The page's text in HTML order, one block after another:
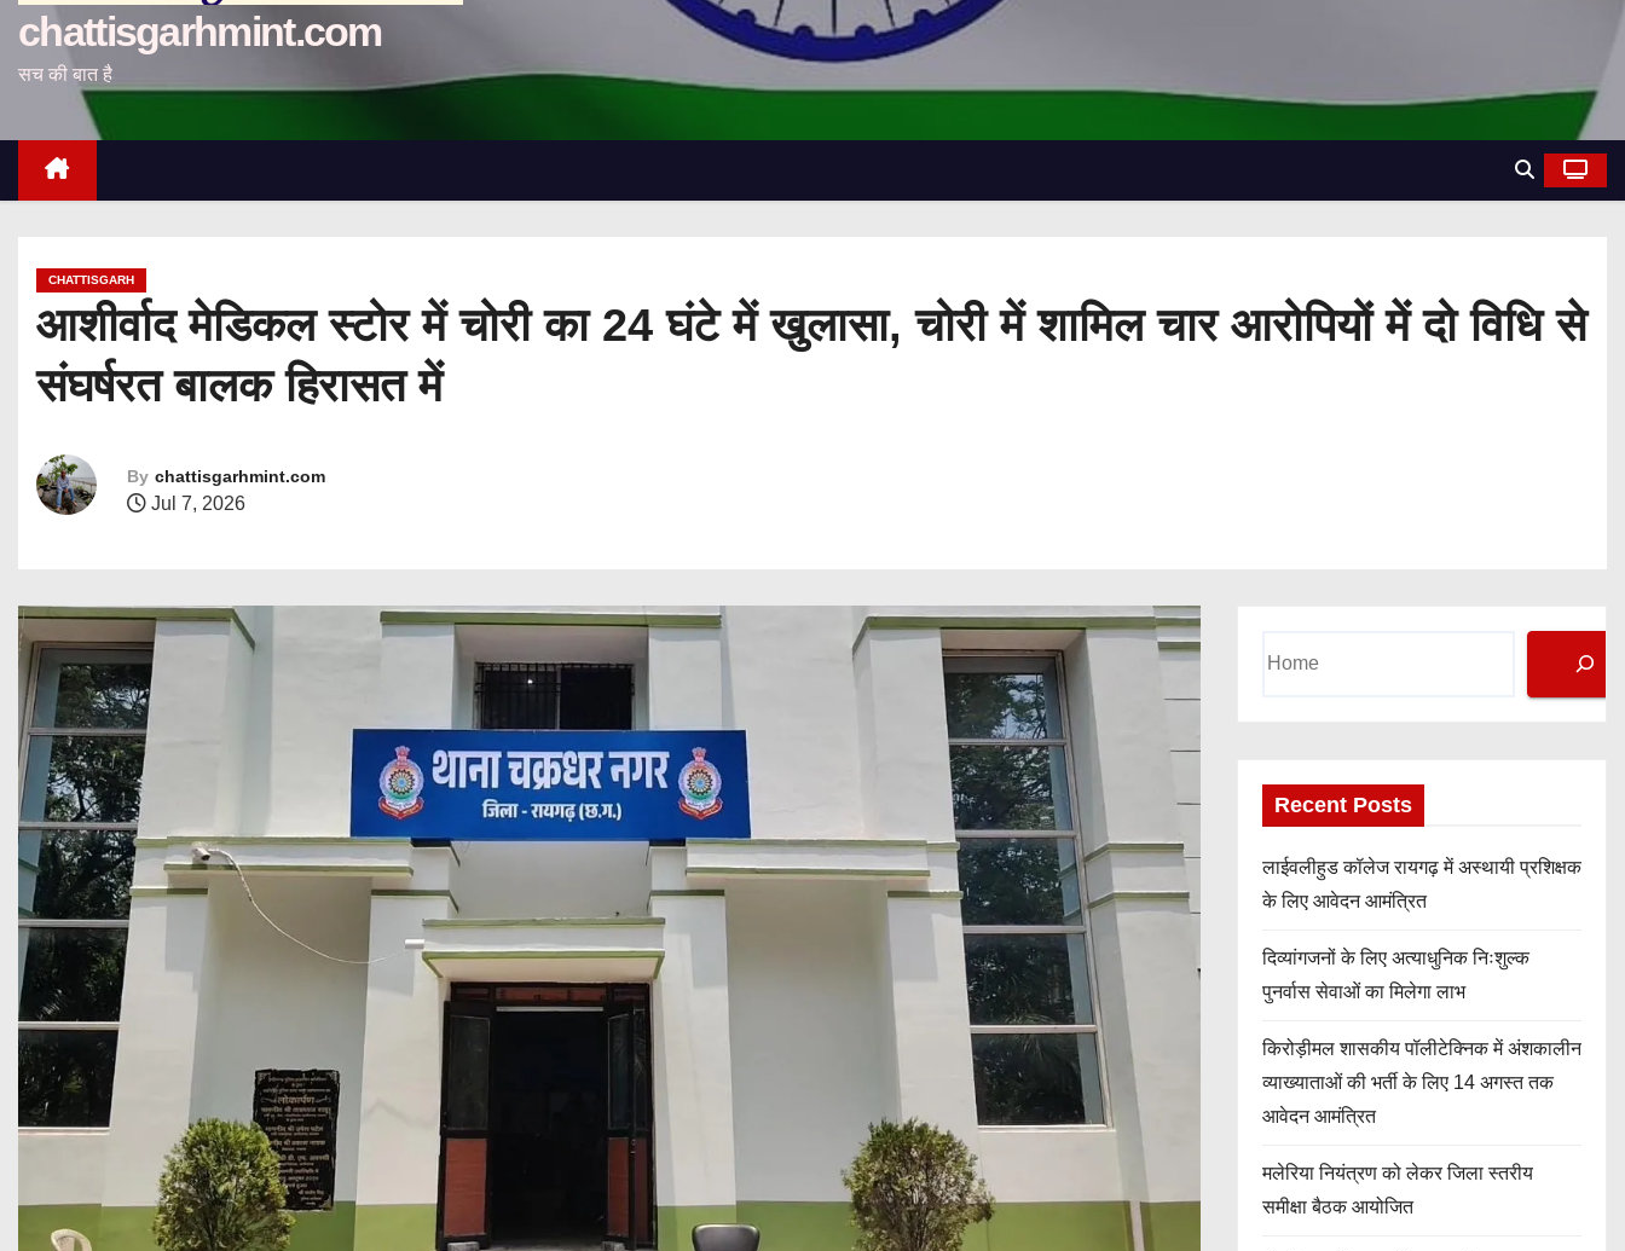
chattisgarhmint.com
सच की बात है
CHATTISGARH
आशीर्वाद मेडिकल स्टोर में चोरी का 24 घंटे में खुलासा, चोरी में शामिल चार आरोपियों में दो विधि से
संघर्षरत बालक हिरासत में
By chattisgarhmint.com
Jul 7, 2026
Recent Posts
लाईवलीहुड कॉलेज रायगढ़ में अस्थायी प्रशिक्षक
के लिए आवेदन आमंत्रित
दिव्यांगजनों के लिए अत्याधुनिक निःशुल्क
पुनर्वास सेवाओं का मिलेगा लाभ
किरोड़ीमल शासकीय पॉलीटेक्निक में अंशकालीन
व्याख्याताओं की भर्ती के लिए 14 अगस्त तक
आवेदन आमंत्रित
मलेरिया नियंत्रण को लेकर जिला स्तरीय
समीक्षा बैठक आयोजित